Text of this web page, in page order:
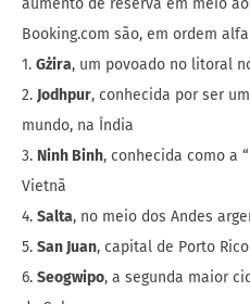
aumento de reserva em meio
Booking.com são, em ordem
1. Gżira, um povoado no litoral
2. Jodhpur, conhecida por ser
mundo, na Índia
3. Ninh Binh, conhecida como a
Vietnã
4. Salta, no meio dos Andes
5. San Juan, capital de Porto Rico
6. Seogwipo, a segunda maior